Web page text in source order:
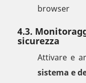
browser
4.3.
sicurezza
Attivare e
sistema e